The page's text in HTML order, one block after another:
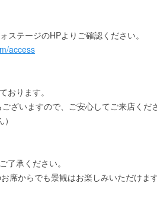
テージのHPよりご確認ください。
access
おります。
いますので、ご安心してご来店くだ
）
了承ください。
席からでも景観はお楽しみいただけます